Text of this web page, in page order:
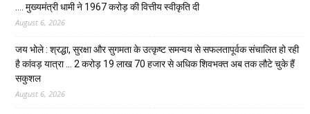
…. मुख्यमंत्री धामी ने ₹1967 करोड़ की वित्तीय स्वीकृति दी
August 6, 2026
जय भोले : श्रद्धा, सुरक्षा और सुगमता के उत्कृष्ट समन्वय से सफलतापूर्वक संचालित हो रही
है कांवड़ यात्रा … 2 करोड़ 19 लाख 70 हजार से अधिक शिवभक्त अब तक लौटे चुके हैं
सकुशल
August 6, 2026